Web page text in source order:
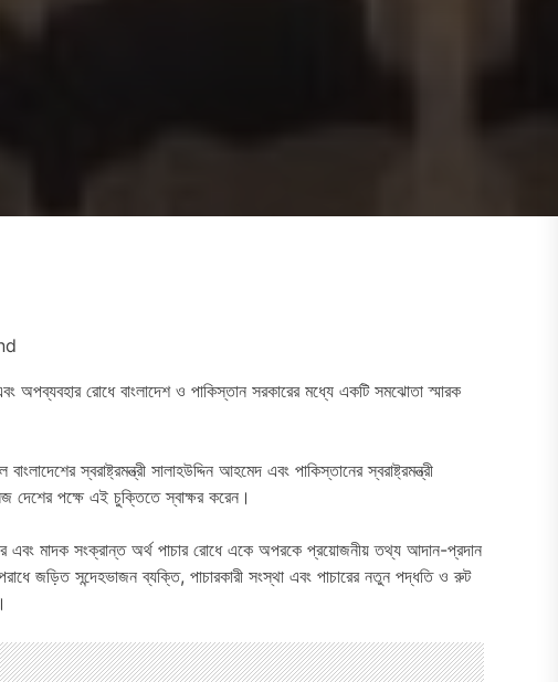
অপব্যবহার রোধে বাংলাদেশ ও পাকিস্তান সরকারের মধ্যে একটি সমঝোতা স্মারক
স্বরাষ্ট্রমন্ত্রী সালাহউদ্দিন আহমেদ এবং পাকিস্তানের স্বরাষ্ট্রমন্ত্রী
দেশের পক্ষে এই চুক্তিতে স্বাক্ষর করেন।
এবং মাদক সংক্রান্ত অর্থ পাচার রোধে একে অপরকে প্রয়োজনীয় তথ্য আদান-প্রদান
জড়িত সন্দেহভাজন ব্যক্তি, পাচারকারী সংস্থা এবং পাচারের নতুন পদ্ধতি ও রুট